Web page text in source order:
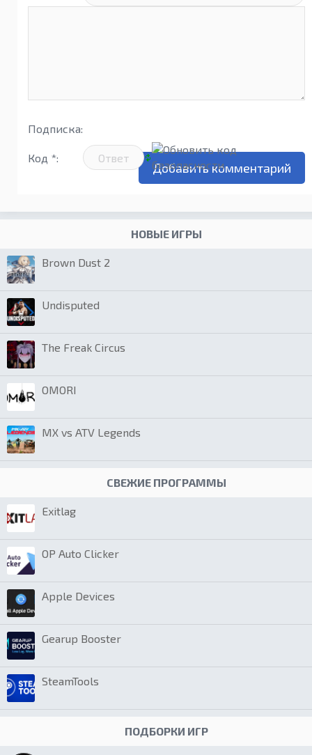
Подписка:
Код *:
НОВЫЕ ИГРЫ
Brown Dust 2
Undisputed
The Freak Circus
OMORI
MX vs ATV Legends
СВЕЖИЕ ПРОГРАММЫ
Exitlag
OP Auto Clicker
Apple Devices
Gearup Booster
SteamTools
ПОДБОРКИ ИГР